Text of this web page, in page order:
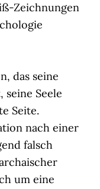
Zeichnungen
das seine
Seele
Seite.
nach einer
falsch
um eine